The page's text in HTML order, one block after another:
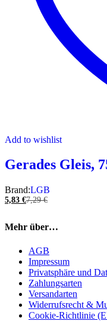
Add to wishlist
Gerades Gleis,
Brand:LGB
5,83 €7,29€
Mehr über…
AGB
Impressum
Privatsphäre und
Zahlungsarten
Versandarten
Widerrufsrecht &
Cookie-Richtlinie